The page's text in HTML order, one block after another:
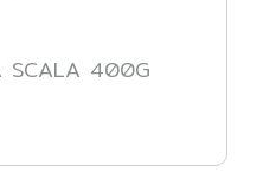
SCALA 400G